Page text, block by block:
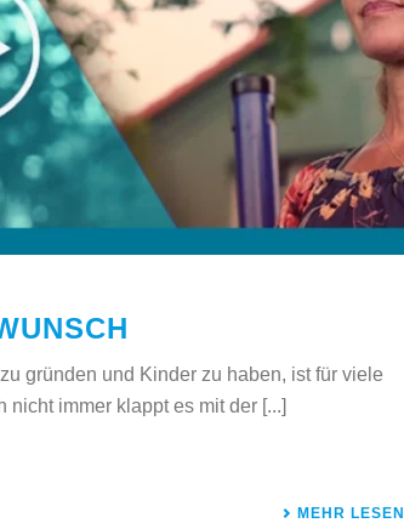
gründen und Kinder zu haben, ist für viele
immer klappt es mit der [...]
MEHR LESEN